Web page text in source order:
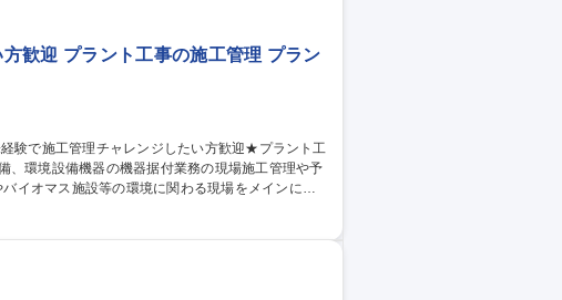
歓迎 プラント工事の施工管理 プラン
イオマス施設等の環境に関わる現場をメインに施
が感じられます。 募集職種 【大阪】
施工管理